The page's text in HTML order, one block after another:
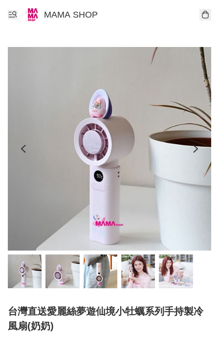
MAMA SHOP
台灣直送愛麗絲夢遊仙境小牡蠣系列手持製冷
風扇(奶奶)